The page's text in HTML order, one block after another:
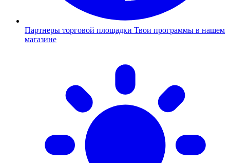
Партнеры торговой площадки Твои программы в нашем
магазине